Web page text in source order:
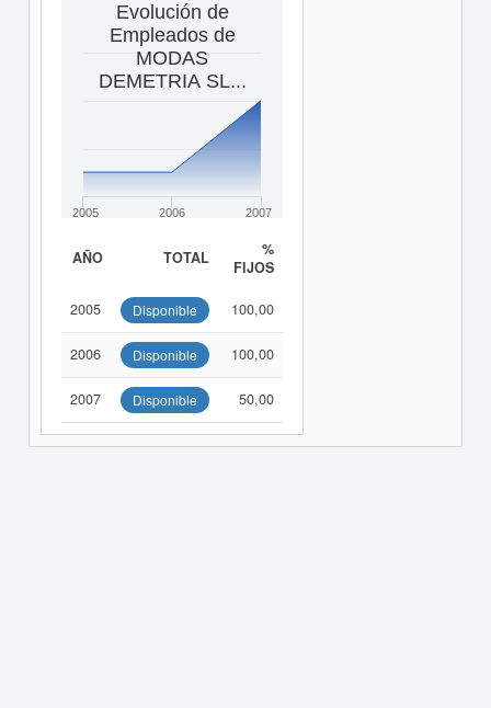
Evolución de
Empleados de
MODAS
DEMETRIA SL...
2005 2006 2007
AÑO TOTAL
%
FIJOS
2005 Disponible 100,00
2006 Disponible 100,00
2007 Disponible 50,00